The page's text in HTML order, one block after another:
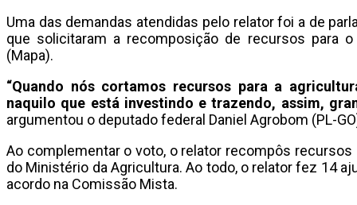
Uma das demandas atendidas pelo relator foi a de
que solicitaram a recomposição de recursos para
(Mapa).
“Quando nós cortamos recursos para a
naquilo que está investindo e trazendo, assim,
argumentou o deputado federal Daniel Agrobom (PL-
Ao complementar o voto, o relator recompôs recursos
do Ministério da Agricultura. Ao todo, o relator fez 14
acordo na Comissão Mista.